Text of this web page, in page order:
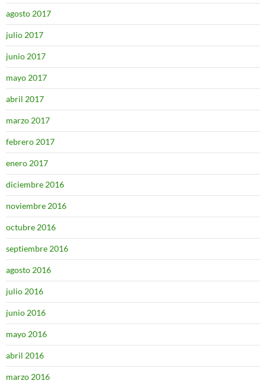
agosto 2017
julio 2017
junio 2017
mayo 2017
abril 2017
marzo 2017
febrero 2017
enero 2017
diciembre 2016
noviembre 2016
octubre 2016
septiembre 2016
agosto 2016
julio 2016
junio 2016
mayo 2016
abril 2016
marzo 2016